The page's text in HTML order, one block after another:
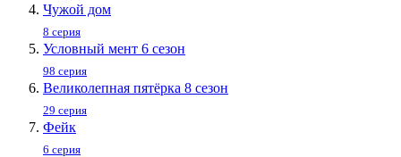
Чужой дом
8 серия
Условный мент 6 сезон
98 серия
Великолепная пятёрка 8 сезон
29 серия
Фейк
6 серия